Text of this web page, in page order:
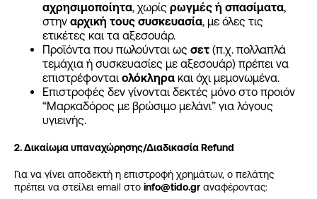
αχρησιμοποίητα, χωρίς ρωγμές ή σπασίματα,
στην αρχική τους συσκευασία, με όλες τις
ετικέτες και τα αξεσουάρ.
Προϊόντα που πωλούνται ως σετ (π.χ. πολλαπλά
τεμάχια ή συσκευασίες με αξεσουάρ) πρέπει να
επιστρέφονται ολόκληρα και όχι μεμονωμένα.
Επιστροφές δεν γίνονται δεκτές μόνο στο προιόν
“Μαρκαδόρος με βρώσιμο μελάνι” για λόγους
υγιεινής.
2. Δικαίωμα υπαναχώρησης/Διαδικασία Refund
Για να γίνει αποδεκτή η επιστροφή χρημάτων, ο πελάτης
πρέπει να στείλει email στο info@tido.gr αναφέροντας: